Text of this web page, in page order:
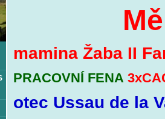
mamina Žaba II
PRACOVNÍ FENA
otec Ussau de la